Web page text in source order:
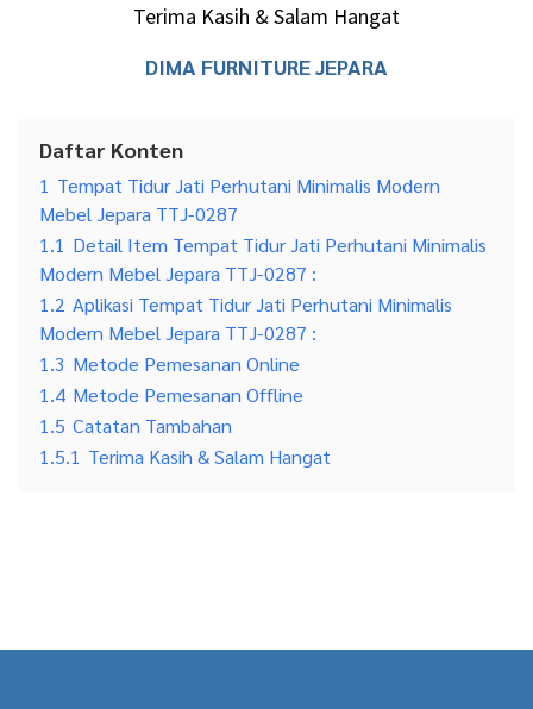
Terima Kasih & Salam Hangat
DIMA FURNITURE JEPARA
Daftar Konten
1 Tempat Tidur Jati Perhutani Minimalis Modern
Mebel Jepara TTJ-0287
1.1 Detail Item Tempat Tidur Jati Perhutani Minimalis
Modern Mebel Jepara TTJ-0287 :
1.2 Aplikasi Tempat Tidur Jati Perhutani Minimalis
Modern Mebel Jepara TTJ-0287 :
1.3 Metode Pemesanan Online
1.4 Metode Pemesanan Offline
1.5 Catatan Tambahan
1.5.1 Terima Kasih & Salam Hangat